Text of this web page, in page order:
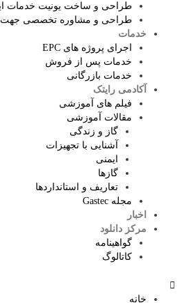
طراحی و ساخت یونیت خدمات
طراحی و مشاوره تخصصی جهت
خدمات
اجرای پروژه های EPC
خدمات پس از فروش
خدمات بازرگانی
آکادمی رایتک
فیلم های آموزشی
مقالات آموزشی
گاز و زندگی
آشنایی با تجهیزات
ایمنی
گازها
تعاریف و استانداردها
مجله Gastec
اخبار
مرکز دانلود
گواهینامه
کاتالوگ
خانه